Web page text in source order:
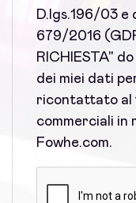
D.lgs.196/03 e
679/2016
RICHIESTA"
dei miei dati
ricontattato al
commerciali in
Fowhe.com.